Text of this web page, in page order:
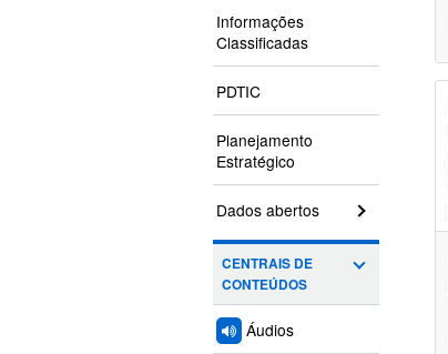
Informações
Classificadas
PDTIC
Planejamento
Estratégico
Dados abertos
CENTRAIS DE
CONTEÚDOS
Áudios